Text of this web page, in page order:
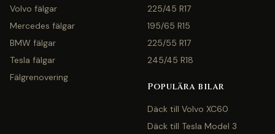
Volvo fälgar
Mercedes fälgar
BMW fälgar
Tesla fälgar
Fälgrenovering
225/45 R17
195/65 R15
225/55 R17
245/45 R18
Populära bilar
Däck till Volvo XC60
Däck till Tesla Model 3